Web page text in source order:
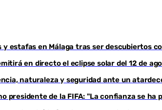
estafas en Málaga tras ser descubiertos
en directo el eclipse solar del 12 de
naturaleza y seguridad ante un
presidente de la FIFA: "La confianza se ha